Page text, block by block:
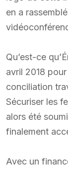
en a
Qu’est-ce
avril 2018
conciliation
Sécuriser les
alors été
finalement
Avec un